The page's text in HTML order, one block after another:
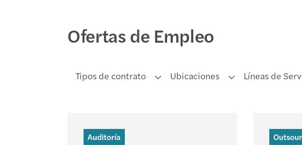
Ofertas de Empleo
Tipos de contrato Ubicaciones Líneas de
Auditoría